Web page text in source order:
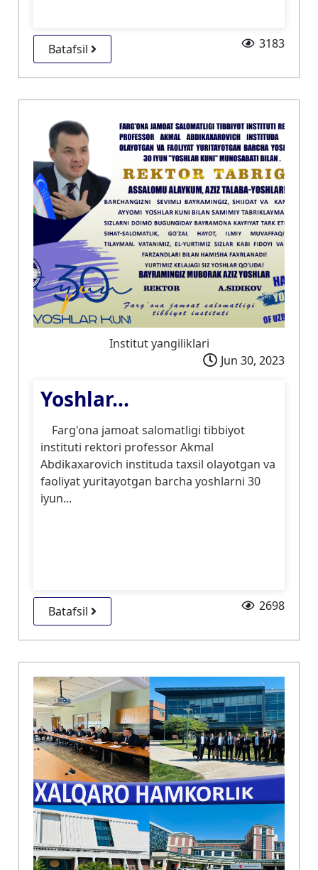
Batafsil 3183
Institut yangiliklari
Jun 30, 2023
Yoshlar...
Farg'ona jamoat salomatligi tibbiyot
instituti rektori professor Akmal
Abdikaxаrоvich instituda taxsil olayotgan va
faoliyat yuritayotgan barcha yoshlarni 30
iyun...
Batafsil 2698